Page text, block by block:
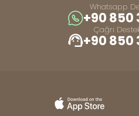
Whatsapp
+90 850
Çağrı
+90 850